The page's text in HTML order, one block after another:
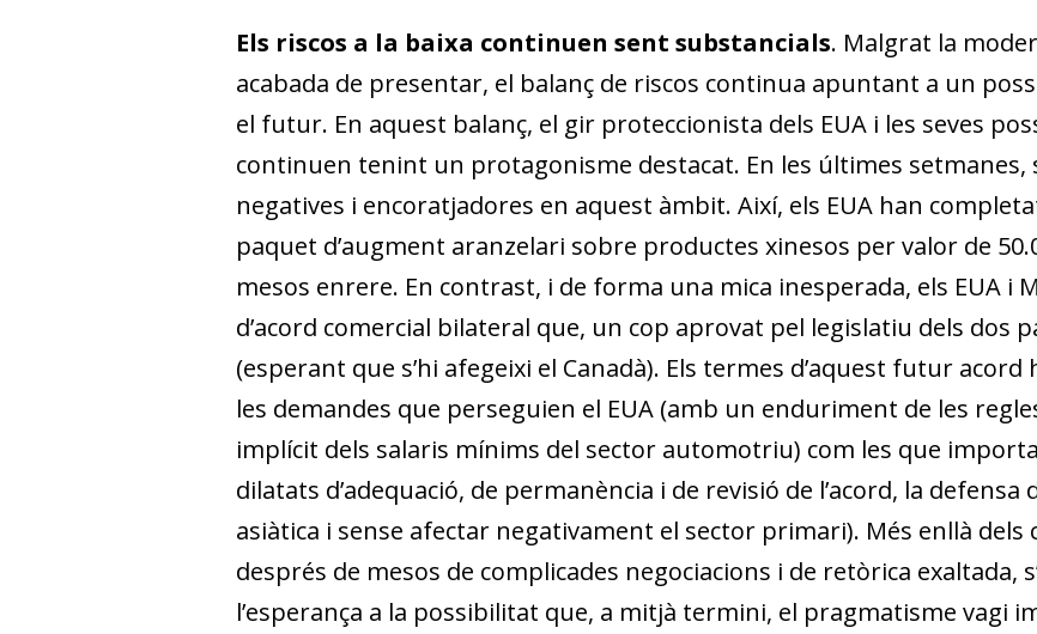
Els riscos a la baixa continuen sent substancials. Malgrat la
acabada de presentar, el balanç de riscos continua apuntant a un
el futur. En aquest balanç, el gir proteccionista dels EUA i les seves
continuen tenint un protagonisme destacat. En les últimes setmanes,
negatives i encoratjadores en aquest àmbit. Així, els EUA han
paquet d’augment aranzelari sobre productes xinesos per valor de
mesos enrere. En contrast, i de forma una mica inesperada, els EUA i
d’acord comercial bilateral que, un cop aprovat pel legislatiu dels dos
(esperant que s’hi afegeixi el Canadà). Els termes d’aquest futur
les demandes que perseguien el EUA (amb un enduriment de les
implícit dels salaris mínims del sector automotriu) com les que
dilatats d’adequació, de permanència i de revisió de l’acord, la defensa
asiàtica i sense afectar negativament el sector primari). Més enllà
després de mesos de complicades negociacions i de retòrica exaltada,
l’esperança a la possibilitat que, a mitjà termini, el pragmatisme vagi